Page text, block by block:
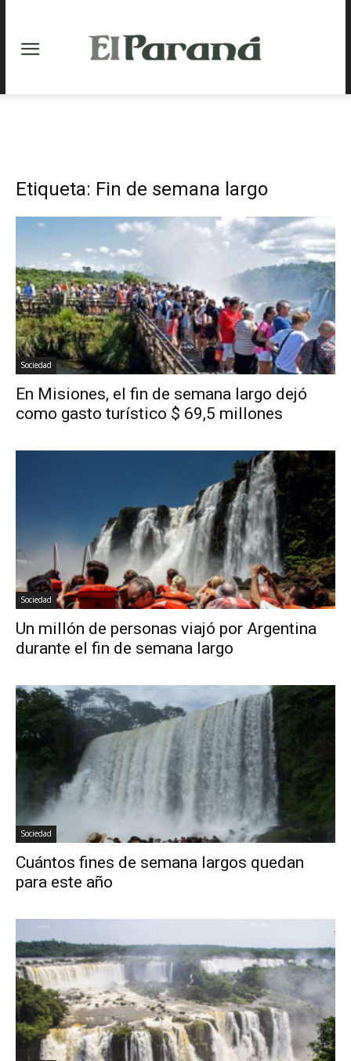
Etiqueta: Fin de semana largo
Sociedad
En Misiones, el fin de semana largo dejó
como gasto turístico $ 69,5 millones
Sociedad
Un millón de personas viajó por Argentina
durante el fin de semana largo
Sociedad
Cuántos fines de semana largos quedan
para este año